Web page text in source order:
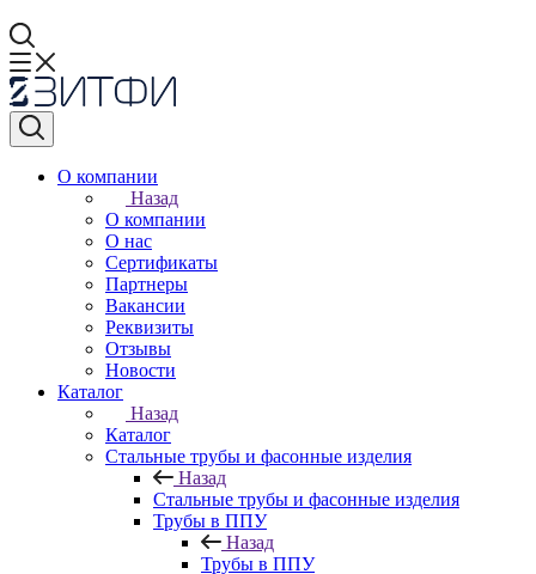
О компании
Назад
О компании
О нас
Сертификаты
Партнеры
Вакансии
Реквизиты
Отзывы
Новости
Каталог
Назад
Каталог
Стальные трубы и фасонные изделия
Назад
Стальные трубы и фасонные изделия
Трубы в ППУ
Назад
Трубы в ППУ